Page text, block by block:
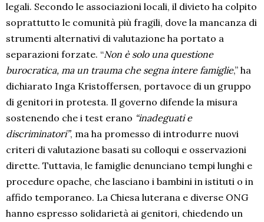
legali. Secondo le associazioni locali, il divieto ha colpito
soprattutto le comunità più fragili, dove la mancanza di
strumenti alternativi di valutazione ha portato a
separazioni forzate. “Non è solo una questione
burocratica, ma un trauma che segna intere famiglie,” ha
dichiarato Inga Kristoffersen, portavoce di un gruppo
di genitori in protesta. Il governo difende la misura
sostenendo che i test erano “inadeguati e
discriminatori”, ma ha promesso di introdurre nuovi
criteri di valutazione basati su colloqui e osservazioni
dirette. Tuttavia, le famiglie denunciano tempi lunghi e
procedure opache, che lasciano i bambini in istituti o in
affido temporaneo. La Chiesa luterana e diverse ONG
hanno espresso solidarietà ai genitori, chiedendo un